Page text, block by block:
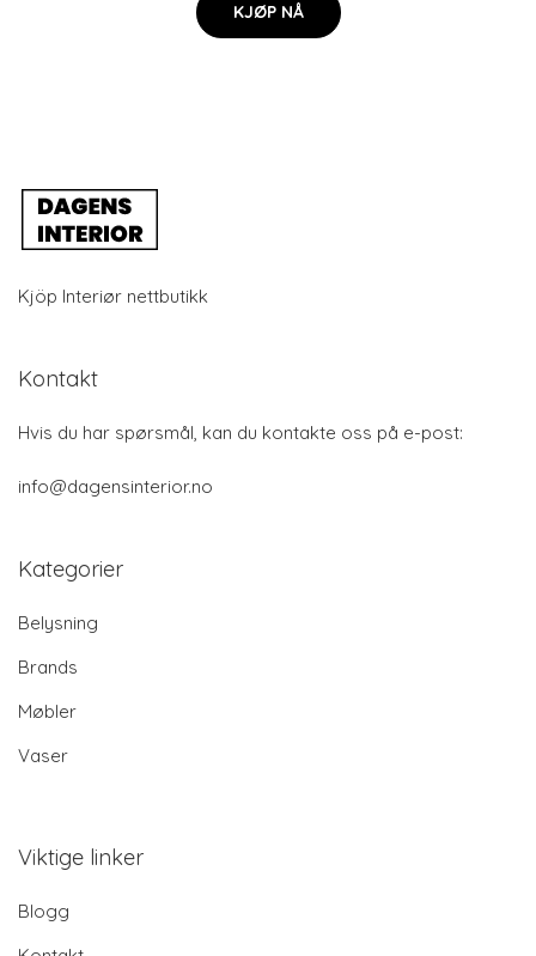
KJØP NÅ
Kjöp Interiør nettbutikk
Kontakt
Hvis du har spørsmål, kan du kontakte oss på e-post:
info@dagensinterior.no
Kategorier
Belysning
Brands
Møbler
Vaser
Viktige linker
Blogg